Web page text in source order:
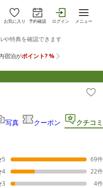
お気に入り 予約確認 ログイン メニュー
写真 クーポン クチコミ
5 69件
4
22件
3
4件